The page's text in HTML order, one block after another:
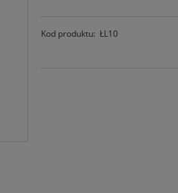
Kod produktu: ŁL10